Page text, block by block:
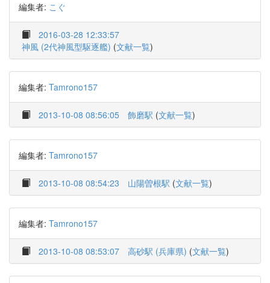
編集者: こぐ
2016-03-28 12:33:57
神風 (2代神風型駆逐艦) (文献一覧)
編集者: Tamrono157
2013-10-08 08:56:05 飾磨駅 (文献一覧)
編集者: Tamrono157
2013-10-08 08:54:23 山陽曽根駅 (文献一覧)
編集者: Tamrono157
2013-10-08 08:53:07 高砂駅 (兵庫県) (文献一覧)